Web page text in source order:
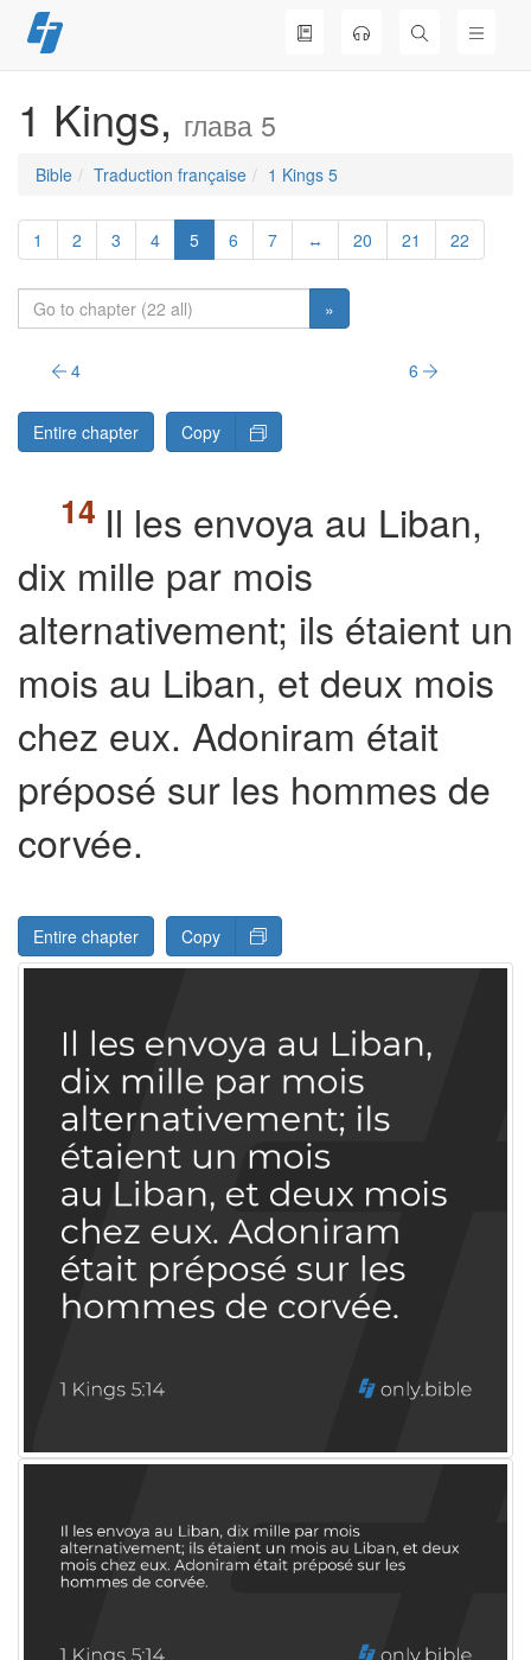
Skip
to
1 Kings, глава 5
Bible Traduction française 1 Kings 5
1 2 3 4 5 6 7 ↔ 20 21 22
»
4 6
Entire chapter Copy
Il les envoya au Liban,
dix mille par mois
alternativement; ils étaient un
mois au Liban, et deux mois
chez eux. Adoniram était
préposé sur les hommes de
corvée.
Entire chapter Copy